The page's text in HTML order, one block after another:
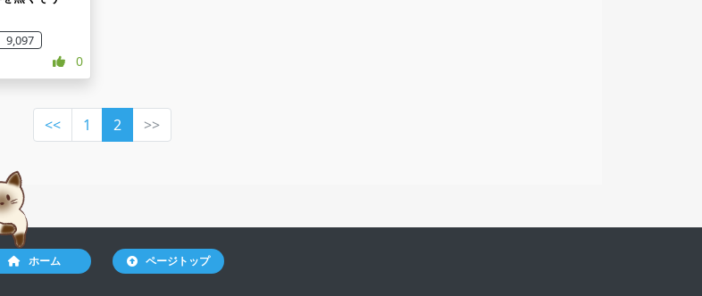
9,097
0
<< 1 2 >>
ホーム ページトップ